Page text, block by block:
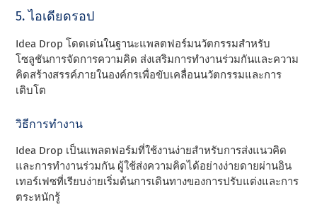
5. ไอเดียดรอป
Idea Drop โดดเด่นในฐานะแพลตฟอร์มนวัตกรรมสําหรับ
โซลูชันการจัดการความคิด ส่งเสริมการทํางานร่วมกันและความ
คิดสร้างสรรค์ภายในองค์กรเพื่อขับเคลื่อนนวัตกรรมและการ
เติบโต
วิธีการทํางาน
Idea Drop เป็นแพลตฟอร์มที่ใช้งานง่ายสําหรับการส่งแนวคิด
และการทํางานร่วมกัน ผู้ใช้ส่งความคิดได้อย่างง่ายดายผ่านอิน
เทอร์เฟซที่เรียบง่ายเริ่มต้นการเดินทางของการปรับแต่งและการ
ตระหนักรู้